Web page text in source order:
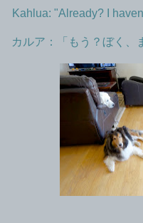
Kahlua: "Already? I
カルア：「もう？ぼく、